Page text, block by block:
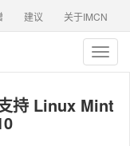
关于IMCN
建议
T
o
g
持 Linux Mint